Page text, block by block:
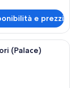
e prezzi
con un letto
(Palace)